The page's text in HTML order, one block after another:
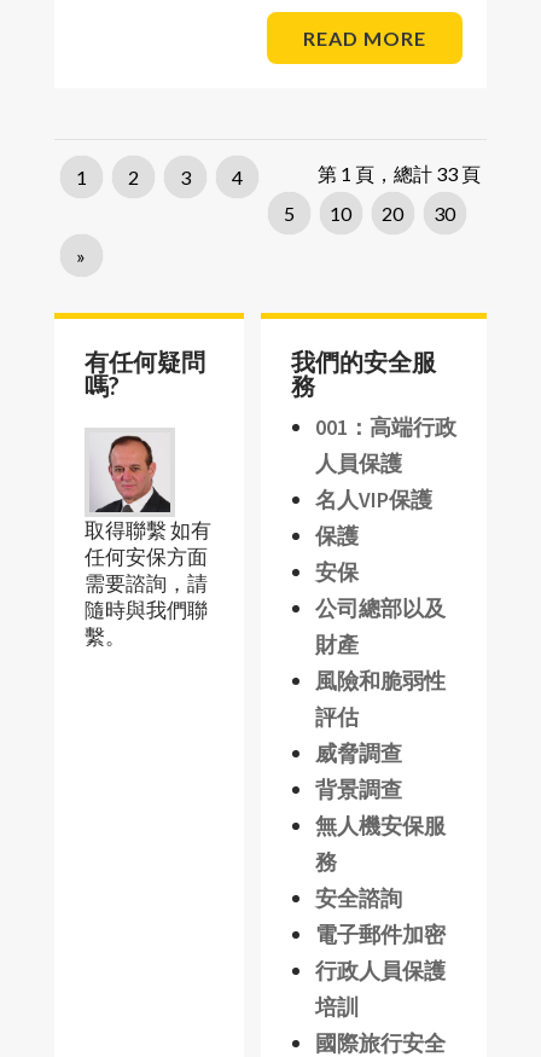
READ MORE
第 1 頁，總計 33 頁
1 2 3
4
5
10 20
30
»
有任何疑問
嗎?
取得聯繫 如有
任何安保方面
需要諮詢，請
隨時與我們聯
繫。
我們的安全服
務
001：高端行政
人員保護
名人VIP保護
保護
安保
公司總部以及
財產
風險和脆弱性
評估
威脅調查
背景調查
無人機安保服
務
安全諮詢
電子郵件加密
行政人員保護
培訓
國際旅行安全